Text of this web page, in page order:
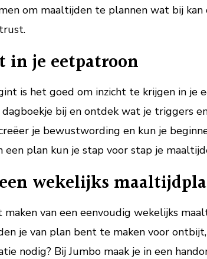
om maaltijden te plannen wat bij kan
in je eetpatroon
is het goed om inzicht te krijgen in je
dagboekje bij en ontdek wat je triggers
je bewustwording en kun je
een plan kun je stap voor stap je
wekelijks
van een eenvoudig wekelijks
je van plan bent te maken voor
nodig? Bij Jumbo maak je in een